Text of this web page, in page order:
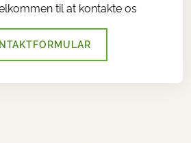
til at kontakte os